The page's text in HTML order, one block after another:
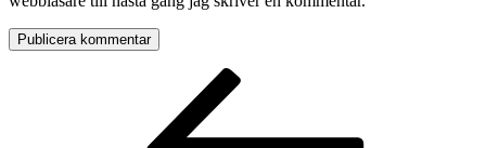
Inläggsnavigering